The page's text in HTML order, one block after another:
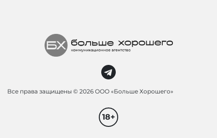
Все права защищены © 2026 ООО «Больше Хорошего»
18+